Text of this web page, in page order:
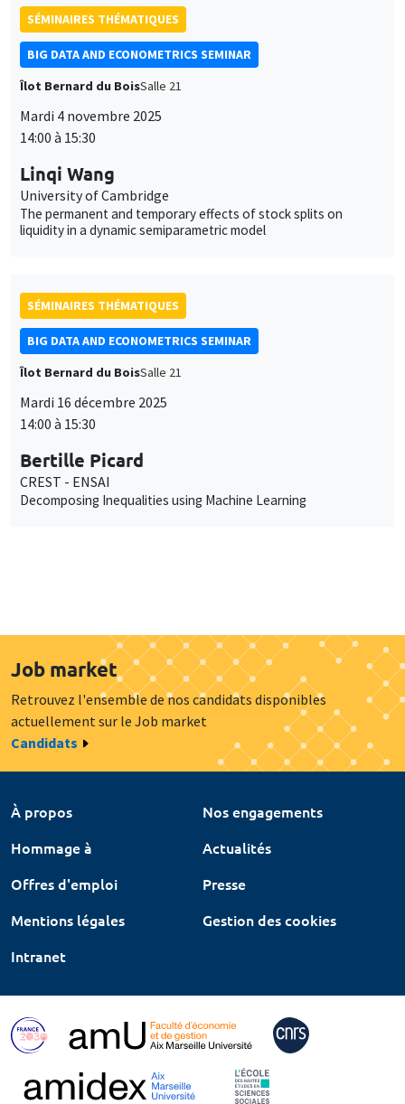
SÉMINAIRES THÉMATIQUES
BIG DATA AND ECONOMETRICS SEMINAR
Îlot Bernard du BoisSalle 21
Mardi 4 novembre 2025
14:00 à 15:30
Linqi Wang
University of Cambridge
The permanent and temporary effects of stock splits on
liquidity in a dynamic semiparametric model
SÉMINAIRES THÉMATIQUES
BIG DATA AND ECONOMETRICS SEMINAR
Îlot Bernard du BoisSalle 21
Mardi 16 décembre 2025
14:00 à 15:30
Bertille Picard
CREST - ENSAI
Decomposing Inequalities using Machine Learning
Job market
Retrouvez l'ensemble de nos candidats disponibles
actuellement sur le Job market
Candidats
À propos
Nos engagements
Hommage à
Actualités
Offres d'emploi
Presse
Mentions légales
Gestion des cookies
Intranet